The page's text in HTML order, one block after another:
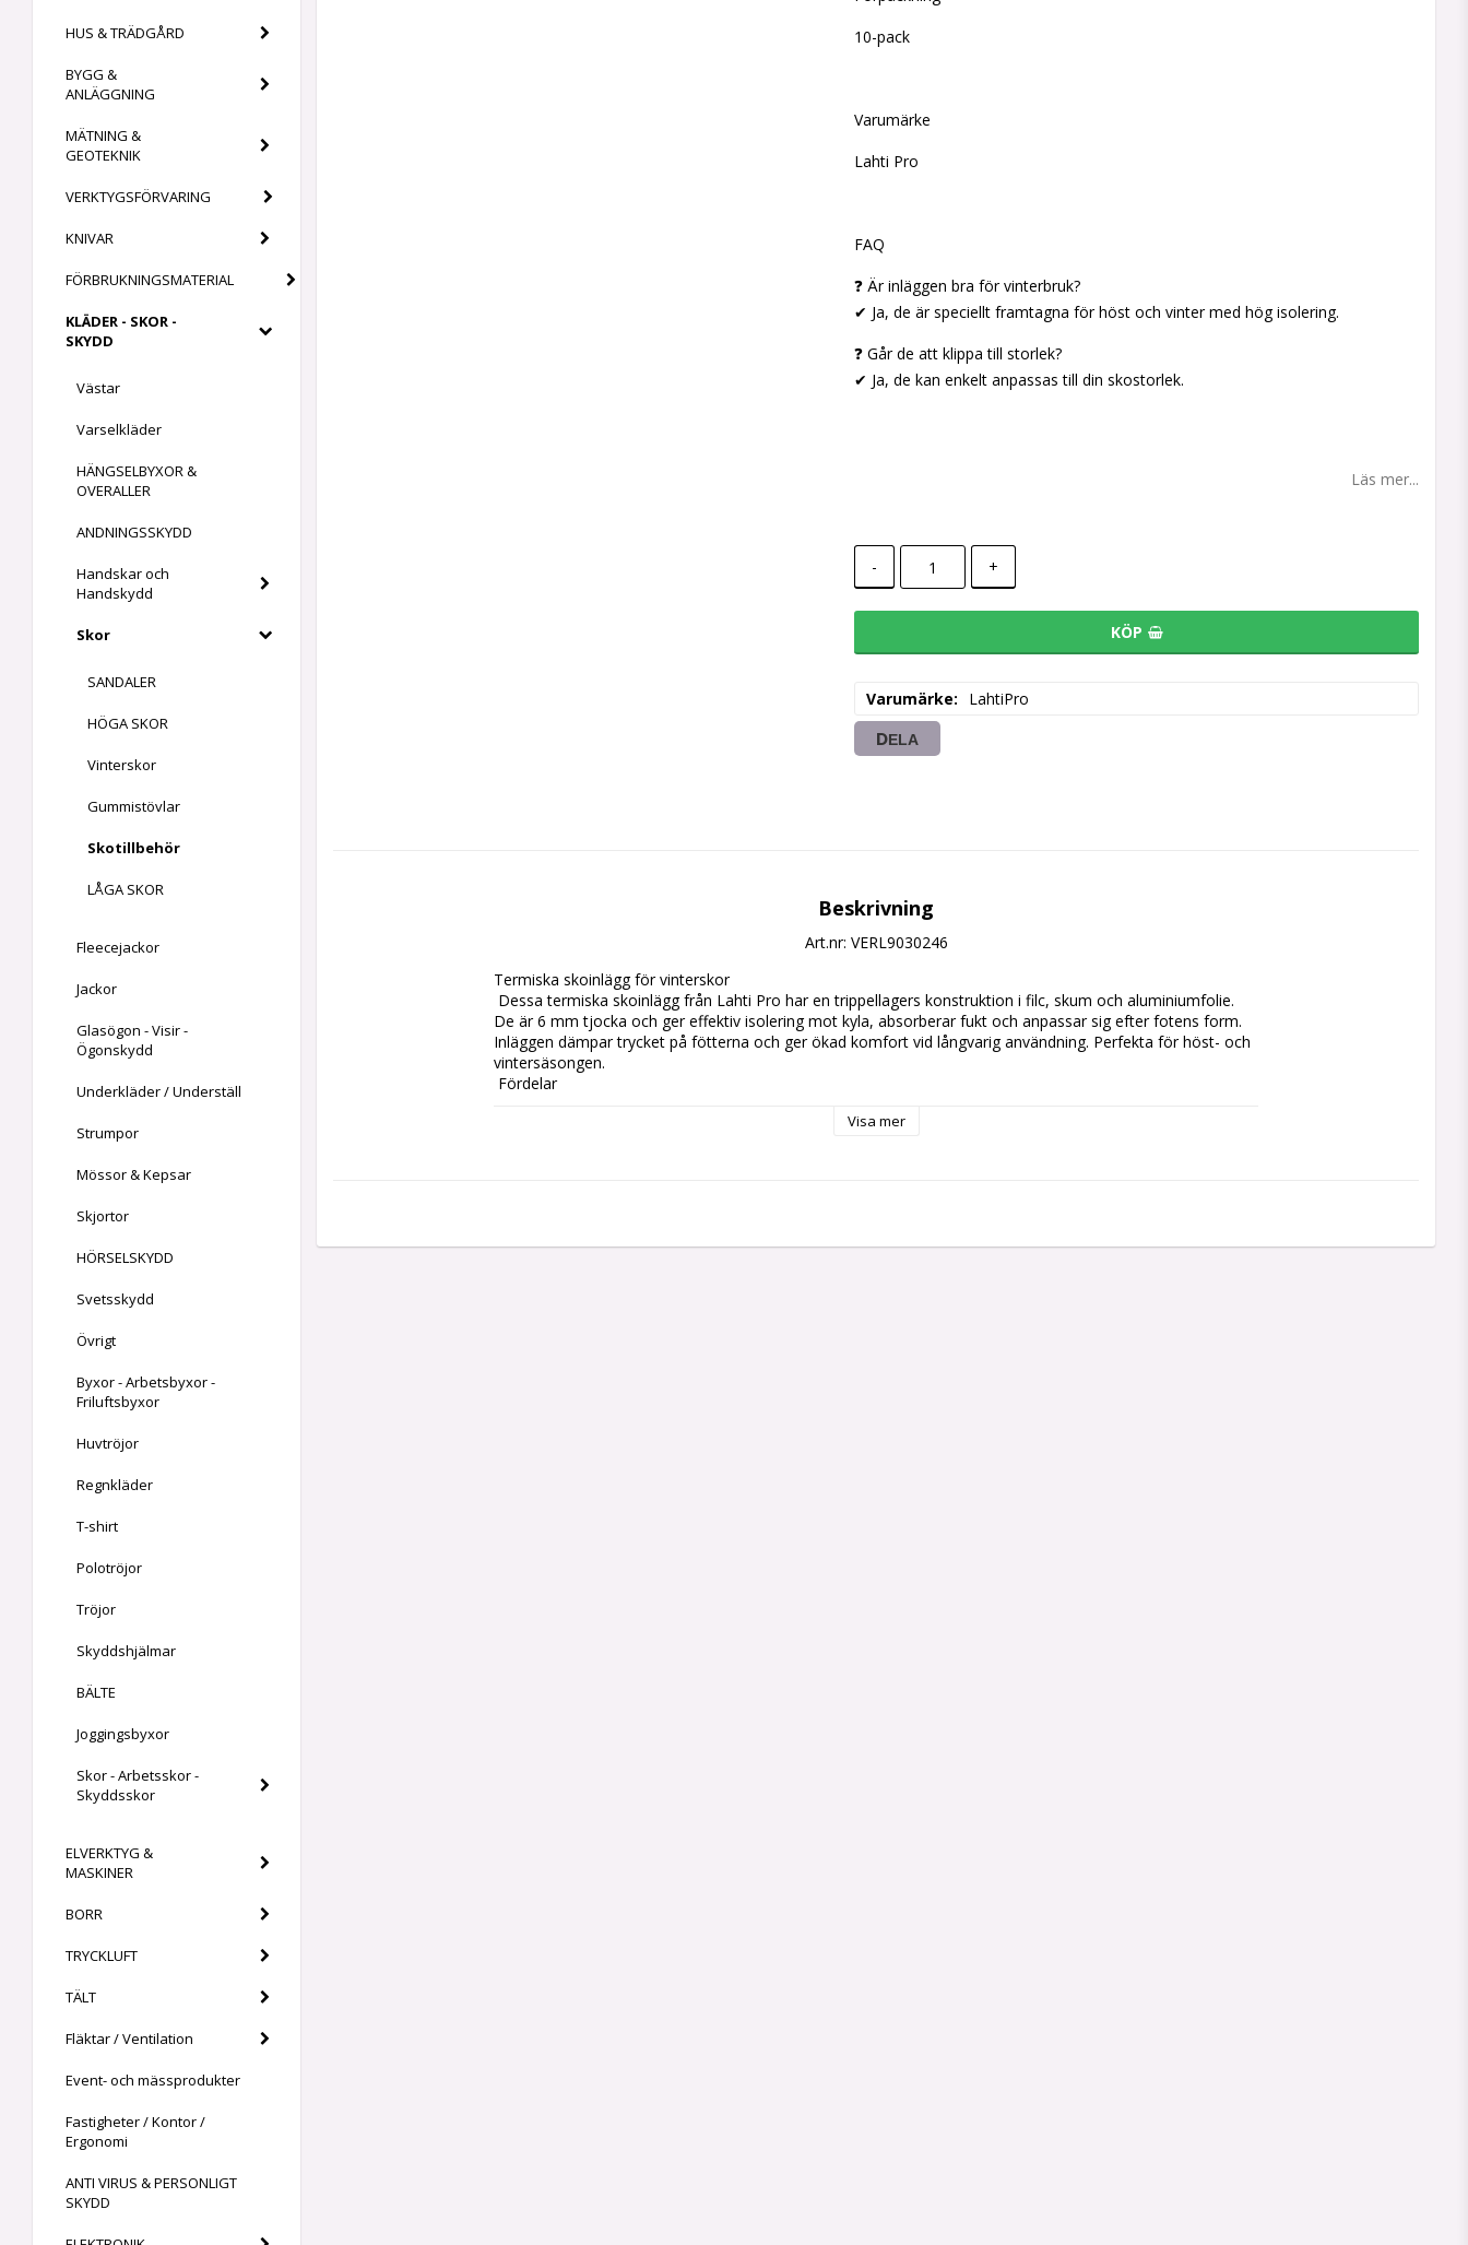
HUS & TRÄDGÅRD
BYGG &
ANLÄGGNING
MÄTNING &
GEOTEKNIK
VERKTYGSFÖRVARING
KNIVAR
FÖRBRUKNINGSMATERIAL
KLÄDER - SKOR -
SKYDD
Västar
Varselkläder
HÄNGSELBYXOR &
OVERALLER
ANDNINGSSKYDD
Handskar och
Handskydd
Skor
SANDALER
HÖGA SKOR
Vinterskor
Gummistövlar
Skotillbehör
LÅGA SKOR
Fleecejackor
Jackor
Glasögon - Visir -
Ögonskydd
Underkläder / Underställ
Strumpor
Mössor & Kepsar
Skjortor
HÖRSELSKYDD
Svetsskydd
Övrigt
Byxor - Arbetsbyxor -
Friluftsbyxor
Huvtröjor
Regnkläder
T-shirt
Polotröjor
Tröjor
Skyddshjälmar
BÄLTE
Joggingsbyxor
Skor - Arbetsskor -
Skyddsskor
ELVERKTYG &
MASKINER
BORR
TRYCKLUFT
TÄLT
Fläktar / Ventilation
Event- och mässprodukter
Fastigheter / Kontor /
Ergonomi
ANTI VIRUS & PERSONLIGT
SKYDD
10-pack
Varumärke
Lahti Pro
FAQ
❓ Är inläggen bra för vinterbruk?
✔ Ja, de är speciellt framtagna för höst och vinter med hög isolering.
❓ Går de att klippa till storlek?
✔ Ja, de kan enkelt anpassas till din skostorlek.
Läs mer...
- +
KÖP
Varumärke LahtiPro
DELA
Beskrivning
Art.nr: VERL9030246
Termiska skoinlägg för vinterskor
De är 6 mm tjocka och ger effektiv isolering mot kyla, absorberar fukt och anpassar sig efter fotens form.
Inläggen dämpar trycket på fötterna och ger ökad komfort vid långvarig användning. Perfekta för höst- och
vintersäsongen.
Anpassar sig efter fotens form
Visa mer